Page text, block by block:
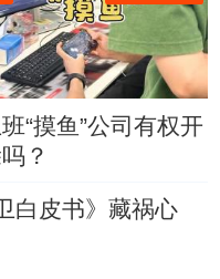
班“摸鱼”公司有权开
？
白皮书》藏祸心